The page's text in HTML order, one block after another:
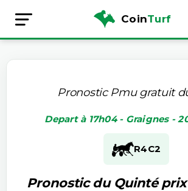
CoinTurf
Pronostic Pmu gratuit
Depart à 17h04 - Graignes -
R4C2
Pronostic du Quinté